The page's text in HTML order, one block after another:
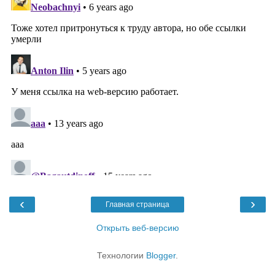
‹ ›
Главная страница
Открыть веб-версию
Технологии Blogger.